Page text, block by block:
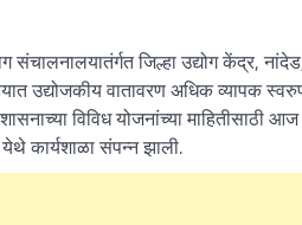
जिल्हा उद्योग केंद्र,
उद्योजकीय वातावरण अधिक व्यापक
शासनाच्या विविध योजनांच्या माहितीसाठी
कार्यशाळा संपन्न झाली.